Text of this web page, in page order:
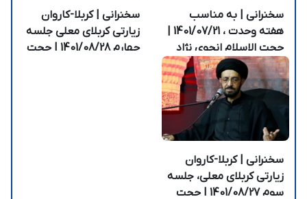
سخنرانی | به مناسب
حجت الاسلام انجوی نژاد
سخنرانی | کربلا-کاروان
زیارتی کربلای معلی جلسه
چهارم 1401/08/28 | حجت
سخنرانی | کربلا-کاروان
زیارتی کربلای معلی، جلسه
سوم 1401/08/27 | حجت